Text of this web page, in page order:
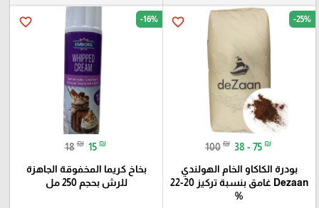
favorite_border -25%
100 ₪ 38 - 75 ₪
بودرة الكاكاو الخام الهولندي
Dezaan غامق بنسبة تركيز 20-22
%
favorite_border -16%
18 ₪ 15 ₪
بخاخ كريما المخفوقة الجاهزة
للرش بحجم 250 مل